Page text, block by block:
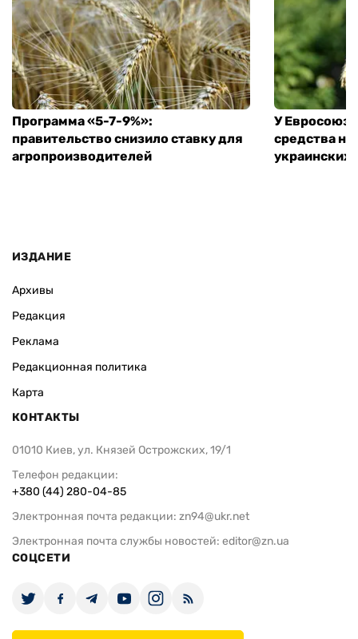
Программа «5-7-9%»:
правительство снизило ставку для
агропроизводителей
У
средства
ИЗДАНИЕ
Архивы
Редакция
Реклама
Редакционная политика
Карта
КОНТАКТЫ
01010 Киев, ул. Князей Острожских, 19/1
Телефон редакции:
+380 (44) 280-04-85
Электронная почта редакции: zn94@ukr.net
Электронная почта службы новостей: editor@zn.ua
СОЦСЕТИ